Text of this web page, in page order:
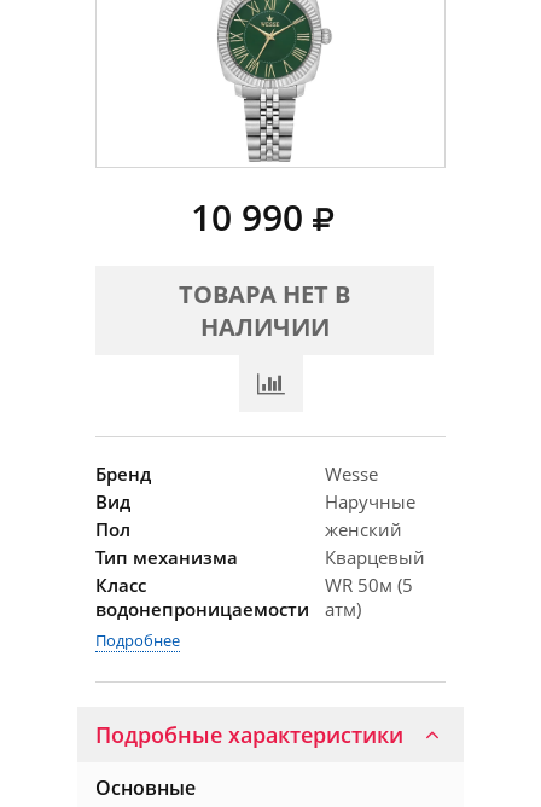
10 990
ТОВАРА НЕТ В
НАЛИЧИИ
Бренд
Wesse
Вид
Наручные
Пол
женский
Тип механизма
Кварцевый
Класс
водонепроницаемости
WR 50м (5
атм)
Подробнее
Подробные характеристики
Основные